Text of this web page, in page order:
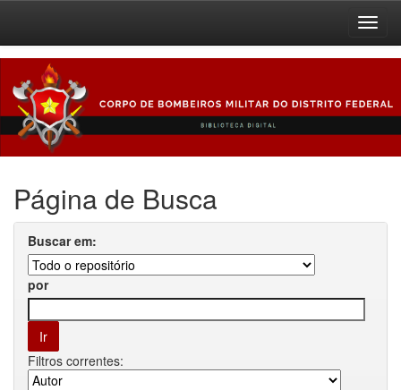
navigation
Página de Busca
Buscar em:
por
Filtros correntes: